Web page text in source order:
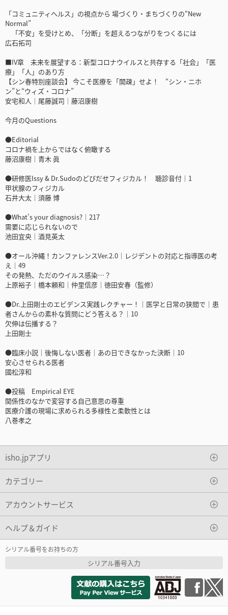
「コミュニティヘルス」の視点から 場づくり・まちづくりの“New
Normal”
「不安」を受けとめ、「分断」を超えるつながりをつくるには
広石拓司
■IV章 未来を展望する：新型コロナウイルスと共存する「社会」「医
療」「人」のあり方
【シン春特別座談会】 今こそ医療を「開疎」せよ！ “シン・ニホ
ン”と“ウィズ・コロナ”
安宅和人│尾藤誠司│藤沼康樹
今月のQuestions
●Editorial
コロナ禍を上からではなく俯瞰する
藤沼康樹｜青木 眞
●研修医Issy & Dr.Sudoのどびだせフィジカル！ 聴診音付｜1
甲状腺のフィジカル
石井大太｜須藤 博
●What’s your diagnosis?｜217
需要に応じられないので
池田宜央｜酒見英太
●オール沖縄！カンファレンスVer.2.0｜レジデントの対応と指導医の考
え｜49
その発熱、ただのウイルス感染…？
上原裕子｜橋本頼和｜仲里信彦｜徳田安春（監修）
●Dr.上田剛士のエビデンス実践レクチャー！｜医学と日常の狭間で｜患
者さんからの素朴な質問にどう答える？｜10
欠伸は伝播する？
上田剛士
●臨床小説｜後悔しない医者｜あの日できなかった決断｜10
安心させられる医者
國松淳和
●投稿 Empirical EYE
関係性のなかで変容する自己意思の尊重
医療介護の現場に求められる多様性と柔軟性とは
八巻孝之
isho.jpアプリ
カテゴリー
アカウントサービス
ヘルプ＆ガイド
シリアル番号をお持ちの方
シリアル番号入力